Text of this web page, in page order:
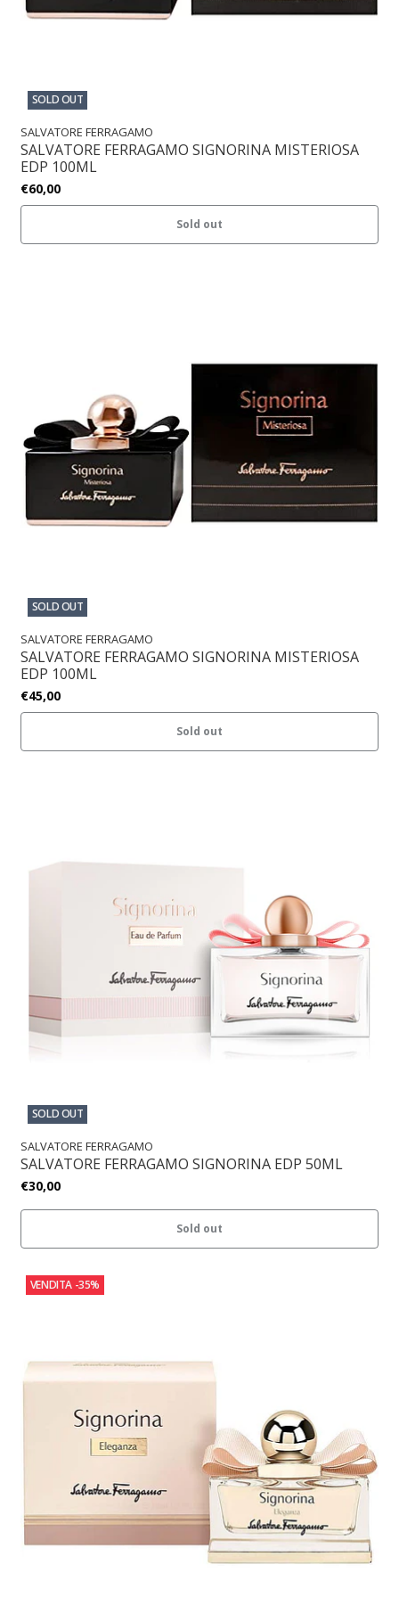
SOLD OUT
SALVATORE FERRAGAMO
SALVATORE FERRAGAMO SIGNORINA MISTERIOSA
EDP 100ML
€60,00
Sold out
SOLD OUT
SALVATORE FERRAGAMO
SALVATORE FERRAGAMO SIGNORINA MISTERIOSA
EDP 100ML
€45,00
Sold out
SOLD OUT
SALVATORE FERRAGAMO
SALVATORE FERRAGAMO SIGNORINA EDP 50ML
€30,00
Sold out
VENDITA -35%